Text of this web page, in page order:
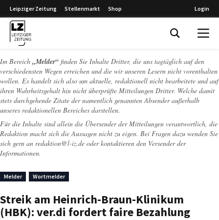
Leipziger Zeitung Stellenmarkt Shop Login
Im Bereich „Melder“ finden Sie Inhalte Dritter, die uns tagtäglich auf den
verschiedensten Wegen erreichen und die wir unseren Lesern nicht vorenthalten
wollen. Es handelt sich also um aktuelle, redaktionell nicht bearbeitete und auf
ihren Wahrheitsgehalt hin nicht überprüfte Mitteilungen Dritter. Welche damit
stets durchgehende Zitate der namentlich genannten Absender außerhalb
unseres redaktionellen Bereiches darstellen.
Für die Inhalte sind allein die Übersender der Mitteilungen verantwortlich, die
Redaktion macht sich die Aussagen nicht zu eigen. Bei Fragen dazu wenden Sie
sich gern an redaktion@l-iz.de oder kontaktieren den Versender der
Informationen.
Melder Wortmelder
Streik am Heinrich-Braun-Klinikum
(HBK): ver.di fordert faire Bezahlung